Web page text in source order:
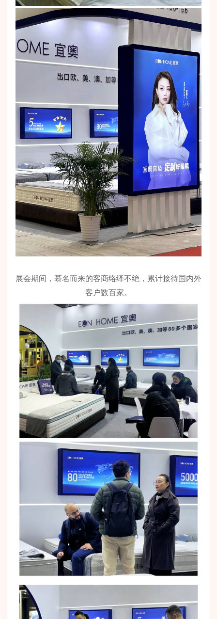
展会期间，慕名而来的客商络绎不绝，累计接待国内外
客户数百家。